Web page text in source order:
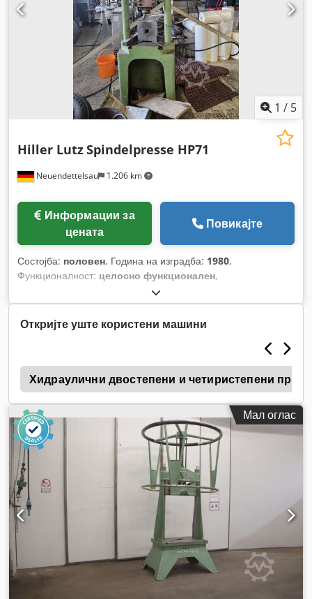
1 / 5
Neuendettelsau 1.206 km
Hiller LutzSpindelpresse HP71
цената
Повикајте
Состојба: половен, Година на изградба: 1980,
Функционалност: целосно функционален,
Откријте уште користени машини
Хидраулични двостепени и четиристепени преси
Мал оглас